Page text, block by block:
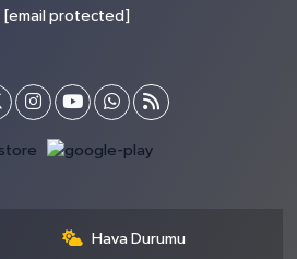
[email protected]
Hava Durumu